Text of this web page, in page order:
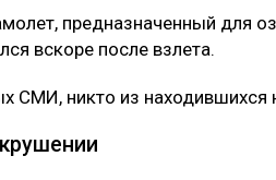
предназначенный для
вскоре после взлета.
СМИ, никто из находившихся